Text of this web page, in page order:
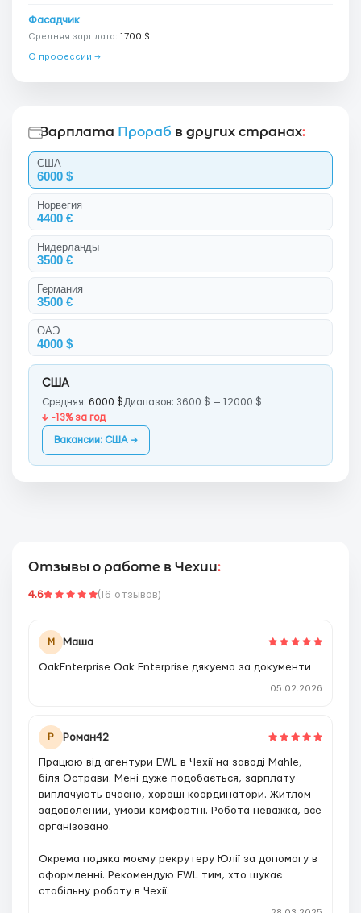
Фасадчик
Средняя зарплата: 1700 $
О профессии →
Зарплата Прораб в других странах:
США
6000 $
Норвегия
4400 €
Нидерланды
3500 €
Германия
3500 €
ОАЭ
4000 $
США
Средняя: 6000 $ Диапазон: 3600 $ — 12000 $
↓ -13% за год
Вакансии: США →
Отзывы о работе в Чехии:
4.6 (16 отзывов)
М Маша
OakEnterprise Oak Enterprise дякуемо за документи
05.02.2026
Р Роман42
Працюю від агентури EWL в Чехії на заводі Mahle,
біля Острави. Мені дуже подобається, зарплату
виплачують вчасно, хороші координатори. Житлом
задоволений, умови комфортні. Робота неважка, все
організовано.
Окрема подяка моєму рекрутеру Юлії за допомогу в
оформленні. Рекомендую EWL тим, хто шукає
стабільну роботу в Чехії.